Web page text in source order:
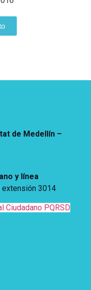
de Medellín –
y línea
3014
Ciudadano PQRSD